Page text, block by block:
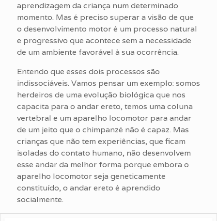
aprendizagem da criança num determinado
momento. Mas é preciso superar a visão de que
o desenvolvimento motor é um processo natural
e progressivo que acontece sem a necessidade
de um ambiente favorável à sua ocorrência.
Entendo que esses dois processos são
indissociáveis. Vamos pensar um exemplo: somos
herdeiros de uma evolução biológica que nos
capacita para o andar ereto, temos uma coluna
vertebral e um aparelho locomotor para andar
de um jeito que o chimpanzé não é capaz. Mas
crianças que não tem experiências, que ficam
isoladas do contato humano, não desenvolvem
esse andar da melhor forma porque embora o
aparelho locomotor seja geneticamente
constituído, o andar ereto é aprendido
socialmente.